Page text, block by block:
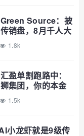
Source：披
销盘，8月千人大
1.8k
盈单割跑路中：
集团，你的本金
1.5k
小龙虾就是9级传